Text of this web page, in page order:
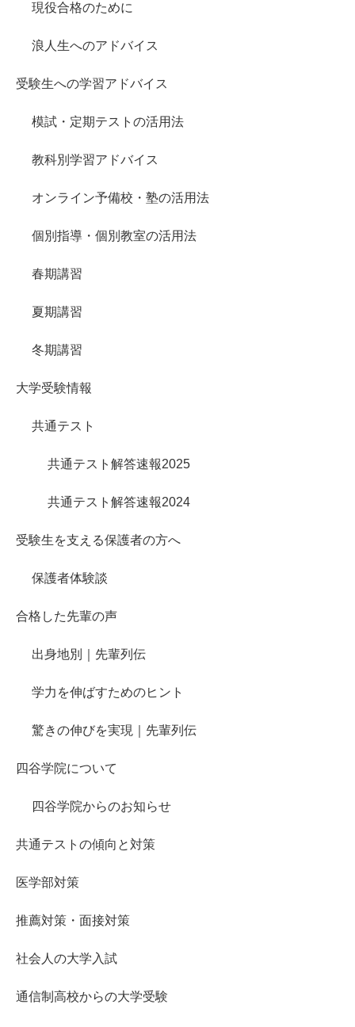
現役合格のために
浪人生へのアドバイス
受験生への学習アドバイス
模試・定期テストの活用法
教科別学習アドバイス
オンライン予備校・塾の活用法
個別指導・個別教室の活用法
春期講習
夏期講習
冬期講習
大学受験情報
共通テスト
共通テスト解答速報2025
共通テスト解答速報2024
受験生を支える保護者の方へ
保護者体験談
合格した先輩の声
出身地別｜先輩列伝
学力を伸ばすためのヒント
驚きの伸びを実現｜先輩列伝
四谷学院について
四谷学院からのお知らせ
共通テストの傾向と対策
医学部対策
推薦対策・面接対策
社会人の大学入試
通信制高校からの大学受験